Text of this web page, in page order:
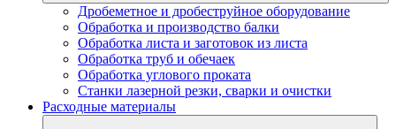
Дробеметное и дробеструйное оборудование
Обработка и производство балки
Обработка листа и заготовок из листа
Обработка труб и обечаек
Обработка углового проката
Станки лазерной резки, сварки и очистки
Расходные материалы